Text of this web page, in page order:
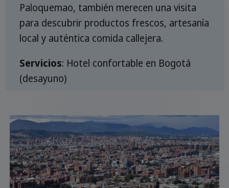
Paloquemao, también merecen una visita
para descubrir productos frescos, artesanía
local y auténtica comida callejera.
Servicios: Hotel confortable en Bogotá
(desayuno)